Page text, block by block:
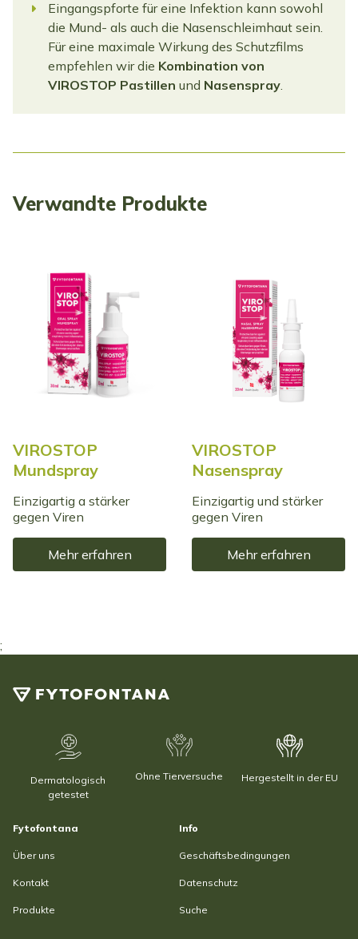
Eingangspforte für eine Infektion kann sowohl
die Mund- als auch die Nasenschleimhaut sein.
Für eine maximale Wirkung des Schutzfilms
empfehlen wir die Kombination von
VIROSTOP Pastillen und Nasenspray.
Verwandte Produkte
VIROSTOP
Mundspray
Einzigartig a stärker
gegen Viren
Mehr erfahren
VIROSTOP
Nasenspray
Einzigartig und stärker
gegen Viren
Mehr erfahren
;
Dermatologisch
getestet
Ohne Tierversuche Hergestellt in der EU
Fytofontana
Über uns
Kontakt
Produkte
Info
Geschäftsbedingungen
Datenschutz
Suche